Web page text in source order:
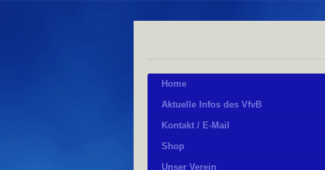
Home
Aktuelle Infos des VfvB
Kontakt / E-Mail
Shop
Unser Verein